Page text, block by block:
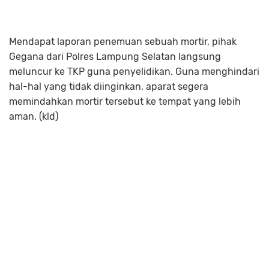
Mendapat laporan penemuan sebuah mortir, pihak
Gegana dari Polres Lampung Selatan langsung
meluncur ke TKP guna penyelidikan. Guna menghindari
hal-hal yang tidak diinginkan, aparat segera
memindahkan mortir tersebut ke tempat yang lebih
aman. (kld)